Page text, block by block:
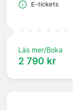
E-tickets
Läs mer/Boka
2 790 kr